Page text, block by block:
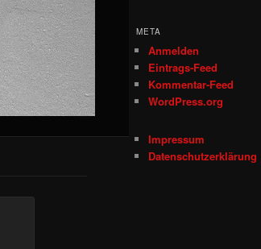
META
Anmelden
Eintrags-Feed
Kommentar-Feed
WordPress.org
Impressum
Datenschutzerklärung